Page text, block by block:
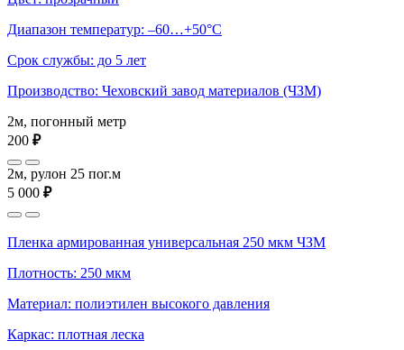
Диапазон температур: –60…+50°С
Срок службы: до 5 лет
Производство: Чеховский завод материалов (ЧЗМ)
2м, погонный метр
200 ₽
2м, рулон 25 пог.м
5 000 ₽
Пленка армированная универсальная 250 мкм ЧЗМ
Плотность: 250 мкм
Материал: полиэтилен высокого давления
Каркас: плотная леска